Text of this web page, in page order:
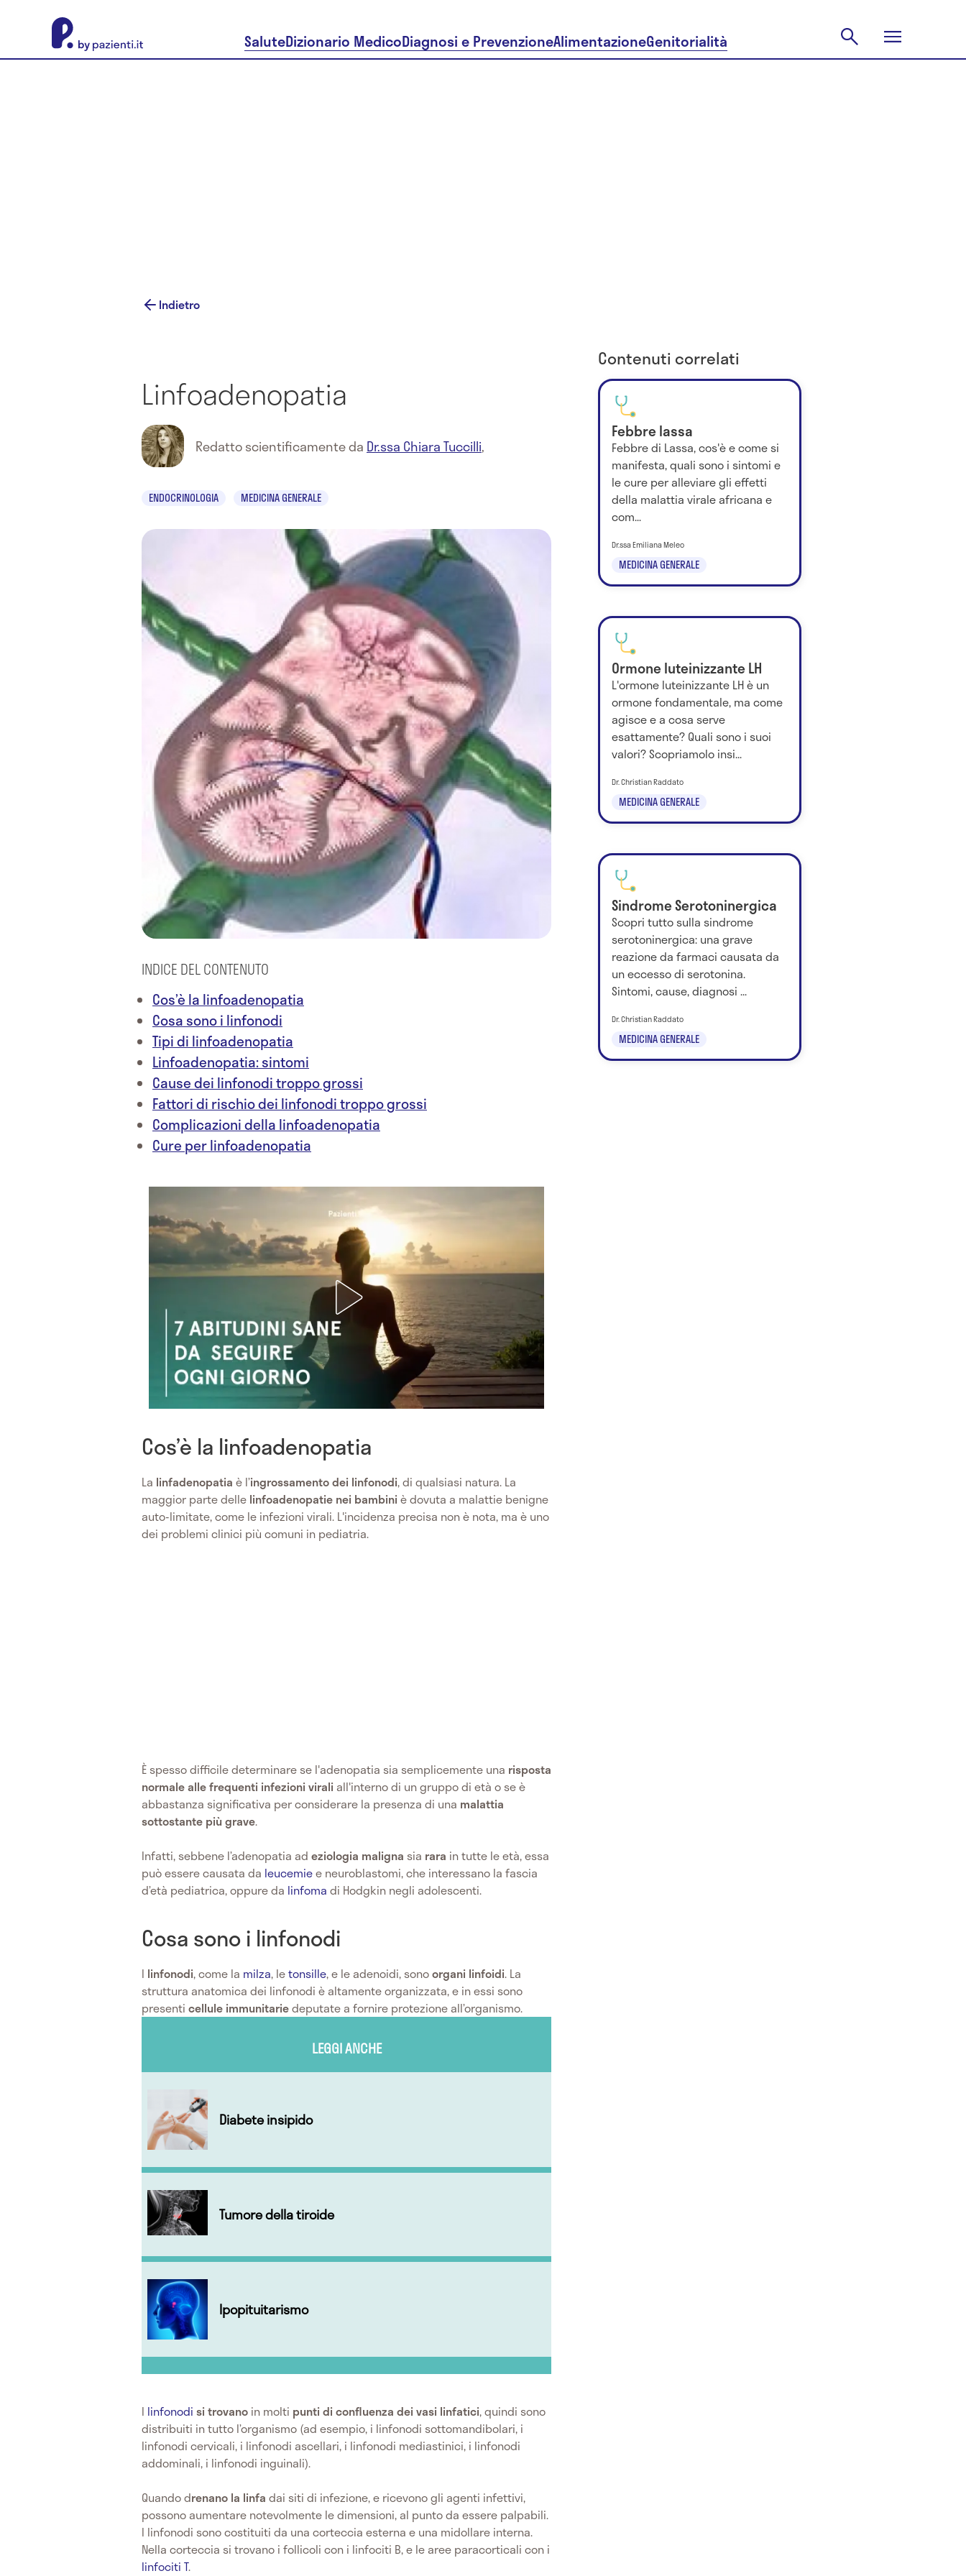
SaluteDizionario MedicoDiagnosi e PrevenzioneAlimentazioneGenitorialità
Indietro
Linfoadenopatia
Redatto scientificamente da Dr.ssa Chiara Tuccilli,
ENDOCRINOLOGIA MEDICINA GENERALE
INDICE DEL CONTENUTO
Cos’è la linfoadenopatia
Cosa sono i linfonodi
Tipi di linfoadenopatia
Linfoadenopatia: sintomi
Cause dei linfonodi troppo grossi
Fattori di rischio dei linfonodi troppo grossi
Complicazioni della linfoadenopatia
Cure per linfoadenopatia
Cos’è la linfoadenopatia
La linfadenopatia è l’ingrossamento dei linfonodi, di qualsiasi natura. La
maggior parte delle linfoadenopatie nei bambiniè dovuta a malattie benigne
auto-limitate, come le infezioni virali. L'incidenza precisa non è nota, ma è uno
dei problemi clinici più comuni in pediatria.
È spesso difficile determinare se l'adenopatia sia semplicemente una risposta
normale alle frequenti infezioni virali all'interno di un gruppo di età o se è
abbastanza significativa per considerare la presenza di una malattia
sottostante più grave.
Infatti, sebbene l’adenopatia ad eziologia maligna sia rara in tutte le età, essa
può essere causata da leucemiee neuroblastomi, che interessano la fascia
d’età pediatrica, oppure da linfoma di Hodgkin negli adolescenti.
Cosa sono i linfonodi
I linfonodi, come la milza, letonsille, e le adenoidi, sonoorgani linfoidi. La
struttura anatomica dei linfonodi è altamente organizzata, e in essi sono
presenti cellule immunitariedeputate a fornire protezione all’organismo.
LEGGI ANCHE
Diabete insipido
Tumore della tiroide
Ipopituitarismo
I linfonodi si trovano in molti punti di confluenza dei vasi linfatici, quindi sono
distribuiti in tutto l’organismo (ad esempio, i linfonodi sottomandibolari, i
linfonodi cervicali, i linfonodi ascellari, i linfonodi mediastinici, i linfonodi
addominali, i linfonodi inguinali).
Quando drenano la linfa dai siti di infezione, e ricevono gli agenti infettivi,
possono aumentare notevolmente le dimensioni, al punto da essere palpabili.
I linfonodi sono costituiti da una corteccia esterna e una midollare interna.
Nella corteccia si trovano i follicoli con i linfociti B, e le aree paracorticali con i
linfociti T.
Contenuti correlati
Febbre lassa
Febbre di Lassa, cos'è e come si
manifesta, quali sono i sintomi e
le cure per alleviare gli effetti
della malattia virale africana e
com...
MEDICINA GENERALE
Dr.ssa Emiliana Meleo
Ormone luteinizzante LH
L'ormone luteinizzante LH è un
ormone fondamentale, ma come
agisce e a cosa serve
esattamente? Quali sono i suoi
valori? Scopriamolo insi...
MEDICINA GENERALE
Dr. Christian Raddato
Sindrome Serotoninergica
Scopri tutto sulla sindrome
serotoninergica: una grave
reazione da farmaci causata da
un eccesso di serotonina.
Sintomi, cause, diagnosi ...
MEDICINA GENERALE
Dr. Christian Raddato